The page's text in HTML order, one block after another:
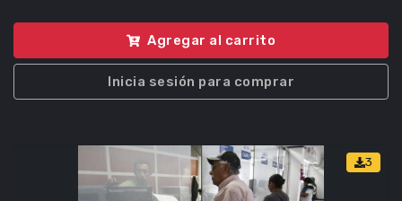
Agregar al carrito
Inicia sesión para comprar
3